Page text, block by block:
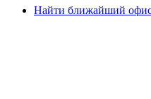
Найти ближайший